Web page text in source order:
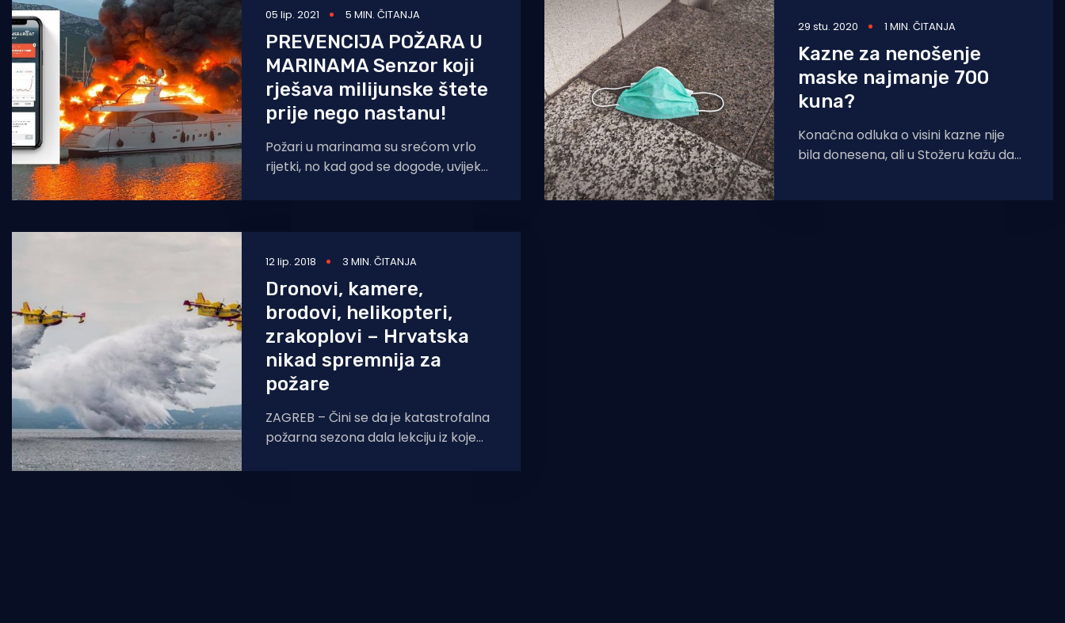
05 lip. 2021 5 MIN. ČITANJA
PREVENCIJA POŽARA U
MARINAMA Senzor koji
rješava milijunske štete
prije nego nastanu!
Požari u marinama su srećom vrlo
rijetki, no kad god se dogode, uvijek
ostanu u
29 stu. 2020 1 MIN. ČITANJA
Kazne za nenošenje
maske najmanje 700
kuna?
Konačna odluka o visini kazne nije
bila donesena, ali u Stožeru kažu da
12 lip. 2018 3 MIN. ČITANJA
Dronovi, kamere,
brodovi, helikopteri,
zrakoplovi – Hrvatska
nikad spremnija za
požare
ZAGREB – Čini se da je katastrofalna
požarna sezona dala lekciju iz koje
Hrvatska nikad spremnija.